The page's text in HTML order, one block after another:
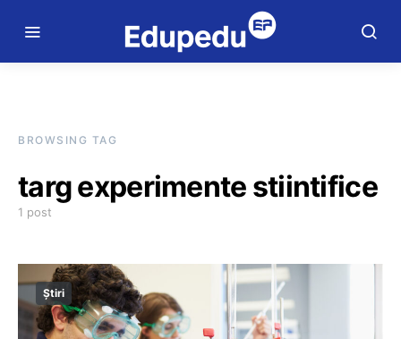
BROWSING TAG
targ experimente stiintifice
1 post
Știri